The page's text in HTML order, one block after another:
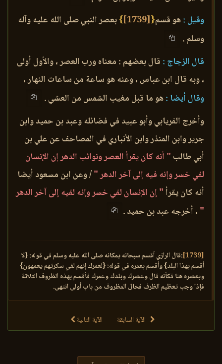
وقيل :هو قسم{
[1739]
}بعصر النبي صلى الله عليه وآله
وسلم .
قال الزجاج : قال بعضهم : معناه ورب العصر ، والأول أولى
، وبه قال ابن عباس ، وعنه هو ساعة من ساعات النهار ،
وقال أيضا :هو ما قبل مغيب الشمس من العشي .
وأخرج الفريابي وأبو عبيد في فضائله وعبد بن حميد وابن
جرير وابن المنذر وابن الأنباري في المصاحف عن علي بن
أبي طالب " أنه كان يقرأ العصر ونوائب الدهر إن الإنسان
لفي خسر وإنه فيه إلى آخر الدهر "/ وعن ابن مسعود أيضا
أنه كان يقرأ " إن الإنسان لفي خسر وإنه لفيه إلى آخر الدهر
" ، أخرجه عبد بن حميد .
[1739]
:قال الرازي أقسم سبحانه يمكانه صلى الله عليه وسلم في قوله: {لا
أقسم بهذا البلد} وأقسم بعمره في قوله: {لعمرك إنهم لفي سكرتهم يعمهون}
وبعصره هنا فكأنه قال وعصرك وبلدك وعمرك فأقسم بهذه الظروف الثلاثة
فإذا وجب تعظيم الظرف فحال المظروف من باب أولى انتهى.
الآية السابقة الآية التالية